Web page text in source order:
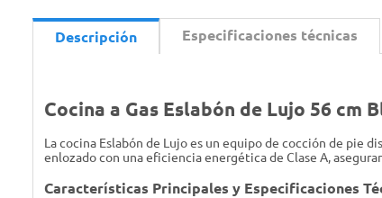
Descripción Especificaciones técnicas
Cocina a Gas Eslabón de Lujo 56 cm
La cocina Eslabón de Lujo es un equipo de cocción de pie
enlozado con una eficiencia energética de Clase A,
Características Principales y Especificaciones